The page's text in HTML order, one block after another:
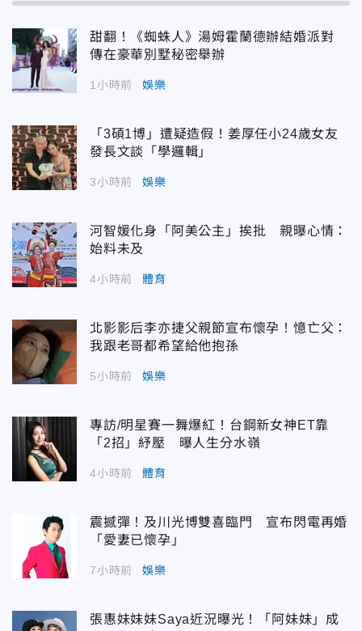
甜翻！《蜘蛛人》湯姆霍蘭德辦結婚派對
傳在豪華別墅秘密舉辦
1小時前 娛樂
「3碩1博」遭疑造假！姜厚任小24歲女友
發長文談「學邏輯」
3小時前 娛樂
河智媛化身「阿美公主」挨批 親曝心情：
始料未及
4小時前 體育
北影影后李亦捷父親節宣布懷孕！憶亡父：
我跟老哥都希望給他抱孫
5小時前 娛樂
專訪/明星賽一舞爆紅！台鋼新女神ET靠
「2招」紓壓 曝人生分水嶺
4小時前 體育
震撼彈！及川光博雙喜臨門 宣布閃電再婚
「愛妻已懷孕」
7小時前 娛樂
張惠妹妹妹Saya近況曝光！「阿妹妹」成